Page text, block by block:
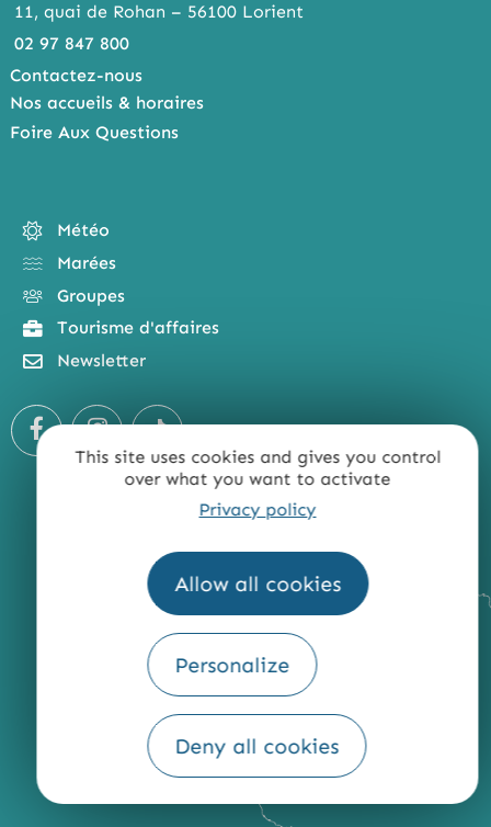
This site uses cookies and gives you control
over what you want to activate
Privacy policy
Allow all cookies
Personalize
Deny all cookies
11, quai de Rohan – 56100 Lorient
02 97 847 800
Contactez-nous
Nos accueils & horaires
Foire Aux Questions
Météo
Marées
Groupes
Tourisme d'affaires
Newsletter